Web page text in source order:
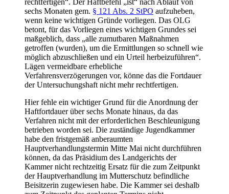
rechtfertigen“. Der Haftbefehl „ist“ nach Ablauf von
sechs Monaten gem. § 121 Abs. 2 StPO aufzuheben,
wenn keine wichtigen Gründe vorliegen. Das OLG
betont, für das Vorliegen eines wichtigen Grundes sei
maßgeblich, dass „alle zumutbaren Maßnahmen
getroffen (wurden), um die Ermittlungen so schnell wie
möglich abzuschließen und ein Urteil herbeizuführen“.
Lägen vermeidbare erhebliche
Verfahrensverzögerungen vor, könne das die Fortdauer
der Untersuchungshaft nicht mehr rechtfertigen.
Hier fehle ein wichtiger Grund für die Anordnung der
Haftfortdauer über sechs Monate hinaus, da das
Verfahren nicht mit der erforderlichen Beschleunigung
betrieben worden sei. Die zuständige Jugendkammer
habe den fristgemäß anberaumten
Hauptverhandlungstermin Mitte Mai nicht durchführen
können, da das Präsidium des Landgerichts der
Kammer nicht rechtzeitig Ersatz für die zum Zeitpunkt
der Hauptverhandlung im Mutterschutz befindliche
Beisitzerin zugewiesen habe. Die Kammer sei deshalb